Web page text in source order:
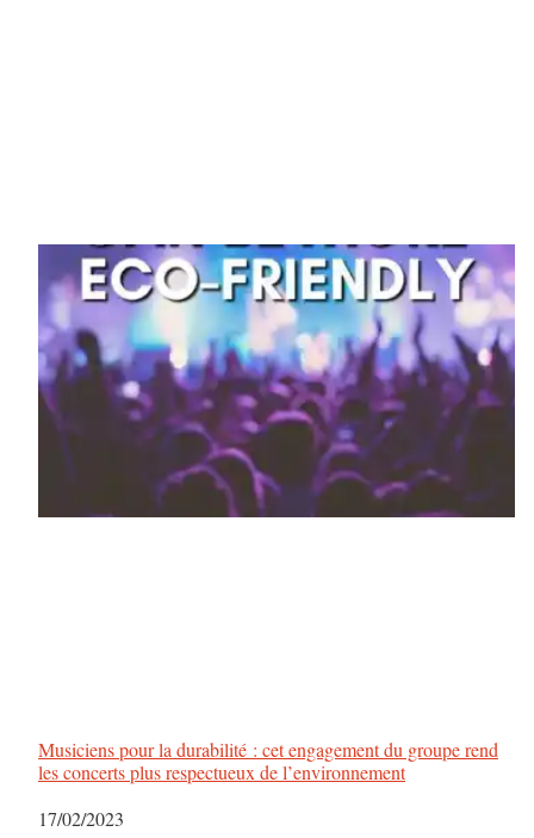
Musiciens pour la durabilité : cet engagement du groupe rend
les concerts plus respectueux de l’environnement
Date
17/02/2023